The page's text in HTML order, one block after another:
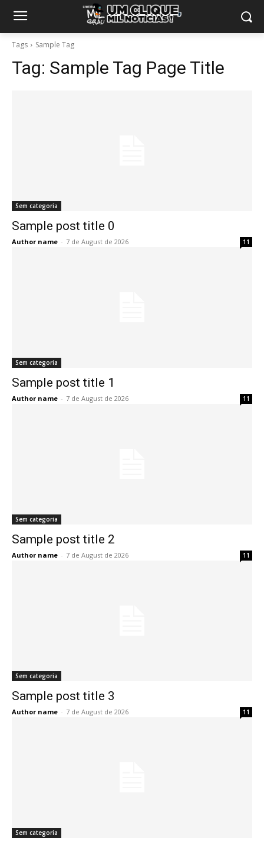
Tags Sample Tag
Tag: Sample Tag Page Title
Sem categoria
Sample post title 0
Author name - 7 de August de 2026 11
Sem categoria
Sample post title 1
Author name - 7 de August de 2026 11
Sem categoria
Sample post title 2
Author name - 7 de August de 2026 11
Sem categoria
Sample post title 3
Author name - 7 de August de 2026 11
Sem categoria